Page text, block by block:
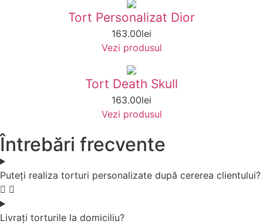
Tort Personalizat Dior
163.00lei
Vezi produsul
Tort Death Skull
163.00lei
Vezi produsul
Întrebări frecvente
Puteți realiza torturi personalizate după cererea clientului?
Livrați torturile la domiciliu?